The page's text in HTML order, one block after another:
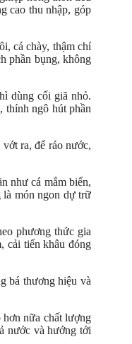
cao thu nhập, góp
cá chày, thậm chí
phần bụng, không
dùng cối giã nhỏ.
thính ngô hút phần
ra, để ráo nước,
như cá mắm biển,
là món ngon dự trữ
phương thức gia
cải tiến khâu đóng
bá thương hiệu và
hơn nữa chất lượng
nước và hướng tới